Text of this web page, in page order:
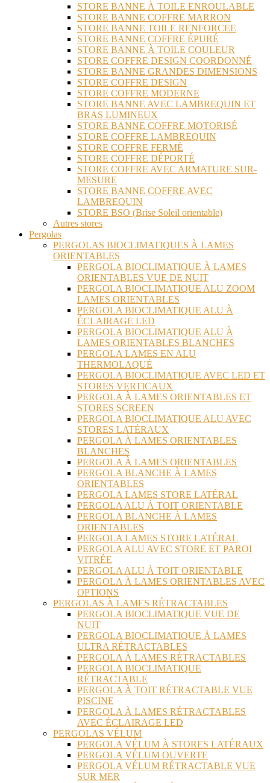
STORE BANNE À TOILE ENROULABLE
STORE BANNE COFFRE MARRON
STORE BANNE TOILE RENFORCEE
STORE BANNE COFFRE ÉPURÉ
STORE BANNE À TOILE COULEUR
STORE COFFRE DESIGN COORDONNÉ
STORE BANNE GRANDES DIMENSIONS
STORE COFFRE DESIGN
STORE COFFRE MODERNE
STORE BANNE AVEC LAMBREQUIN ET
BRAS LUMINEUX
STORE BANNE COFFRE MOTORISÉ
STORE COFFRE LAMBREQUIN
STORE COFFRE FERMÉ
STORE COFFRE DÉPORTÉ
STORE COFFRE AVEC ARMATURE SUR-
MESURE
STORE BANNE COFFRE AVEC
LAMBREQUIN
STORE BSO (Brise Soleil orientable)
Autres stores
Pergolas
PERGOLAS BIOCLIMATIQUES À LAMES
ORIENTABLES
PERGOLA BIOCLIMATIQUE À LAMES
ORIENTABLES VUE DE NUIT
PERGOLA BIOCLIMATIQUE ALU ZOOM
LAMES ORIENTABLES
PERGOLA BIOCLIMATIQUE ALU À
ÉCLAIRAGE LED
PERGOLA BIOCLIMATIQUE ALU À
LAMES ORIENTABLES BLANCHES
PERGOLA LAMES EN ALU
THERMOLAQUÉ
PERGOLA BIOCLIMATIQUE AVEC LED ET
STORES VERTICAUX
PERGOLA À LAMES ORIENTABLES ET
STORES SCREEN
PERGOLA BIOCLIMATIQUE ALU AVEC
STORES LATÉRAUX
PERGOLA À LAMES ORIENTABLES
BLANCHES
PERGOLA À LAMES ORIENTABLES
PERGOLA BLANCHE À LAMES
ORIENTABLES
PERGOLA LAMES STORE LATÉRAL
PERGOLA ALU À TOIT ORIENTABLE
PERGOLA BLANCHE À LAMES
ORIENTABLES
PERGOLA LAMES STORE LATÉRAL
PERGOLA ALU AVEC STORE ET PAROI
VITRÉE
PERGOLA ALU À TOIT ORIENTABLE
PERGOLA À LAMES ORIENTABLES AVEC
OPTIONS
PERGOLAS À LAMES RÉTRACTABLES
PERGOLA BIOCLIMATIQUE VUE DE
NUIT
PERGOLA BIOCLIMATIQUE À LAMES
ULTRA RÉTRACTABLES
PERGOLA À LAMES RÉTRACTABLES
PERGOLA BIOCLIMATIQUE
RÉTRACTABLE
PERGOLA À TOIT RÉTRACTABLE VUE
PISCINE
PERGOLA À LAMES RÉTRACTABLES
AVEC ÉCLAIRAGE LED
PERGOLAS VÉLUM
PERGOLA VÉLUM À STORES LATÉRAUX
PERGOLA VÉLUM OUVERTE
PERGOLA VÉLUM RÉTRACTABLE VUE
SUR MER